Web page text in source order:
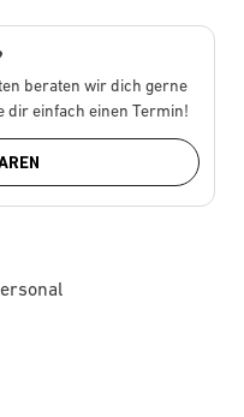
beraten wir dich gerne
dir einfach einen Termin!